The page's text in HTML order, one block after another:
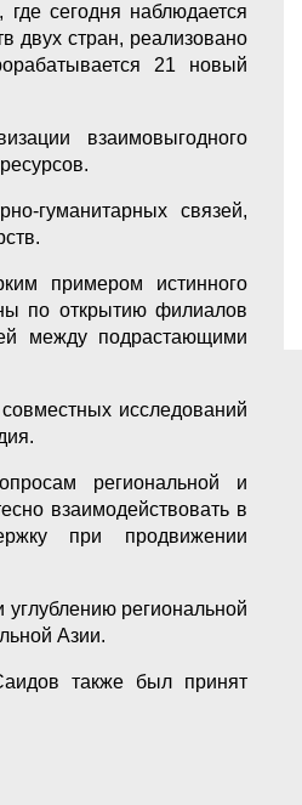
сегодня наблюдается
двух стран, реализовано
21 новый
взаимовыгодного
гуманитарных связей,
примером истинного
по открытию филиалов
между подрастающими
исследований
региональной и
взаимодействовать в
при продвижении
региональной
Азии.
также был принят